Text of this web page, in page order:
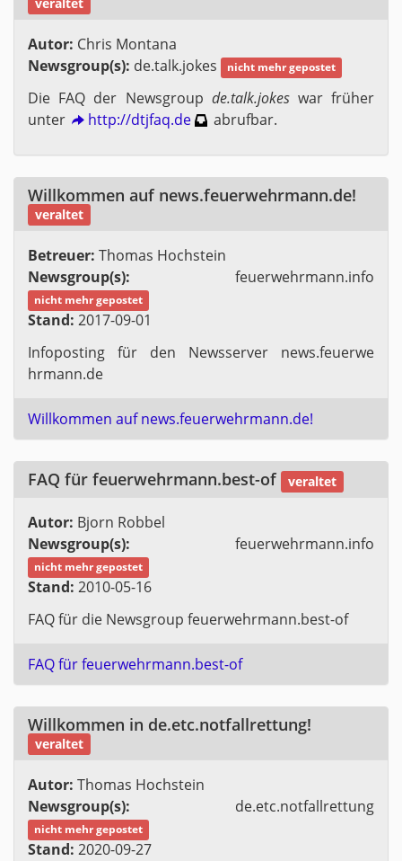
Autor: Chris Mon­ta­na
News­group(s): de.​talk.​jokes nicht mehr ge­pos­tet
Die FAQ der News­group de.​talk.​jokeswar frü­her
unter
http://​dtjfaq.​de ab­ruf­bar.
Will­kom­men auf news.​feu​erwe​hrma​nn.​de!
ver­al­tet
Be­treu­er: Tho­mas Hoch­stein
News­group(s): feu​erwe​hrma​nn.​info
nicht mehr ge­pos­tet
Stand: 2017-09-01
In­fo­pos­ting für den News­ser­ver news.​feu​erwe​
hrma​nn.​de
Will­kom­men auf news.​feu​erwe​hrma​nn.​de!
FAQ für feu​erwe​hrma​nn.​best-of ver­al­tet
Autor: Bjorn Rob­bel
News­group(s): feu​erwe​hrma​nn.​info
nicht mehr ge­pos­tet
Stand: 2010-05-16
FAQ für die News­group feu​erwe​hrma​nn.​best-of
FAQ für feu​erwe​hrma​nn.​best-of
Will­kom­men in de.​etc.​notfall­ret­tung!
ver­al­tet
Autor: Tho­mas Hoch­stein
News­group(s): de.​etc.​notfall­ret­tung
nicht mehr ge­pos­tet
Stand: 2020-09-27